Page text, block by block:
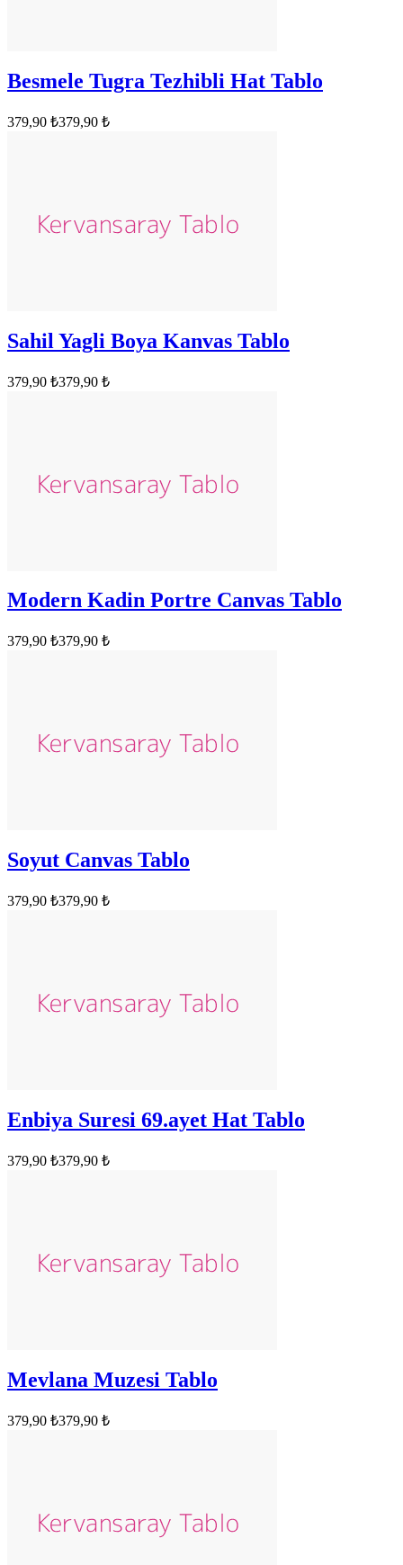
Besmele Tugra Tezhibli Hat Tablo
379,90 ₺379,90 ₺
Sahil Yagli Boya Kanvas Tablo
379,90 ₺379,90 ₺
Modern Kadin Portre Canvas Tablo
379,90 ₺379,90 ₺
Soyut Canvas Tablo
379,90 ₺379,90 ₺
Enbiya Suresi 69.ayet Hat Tablo
379,90 ₺379,90 ₺
Mevlana Muzesi Tablo
379,90 ₺379,90 ₺